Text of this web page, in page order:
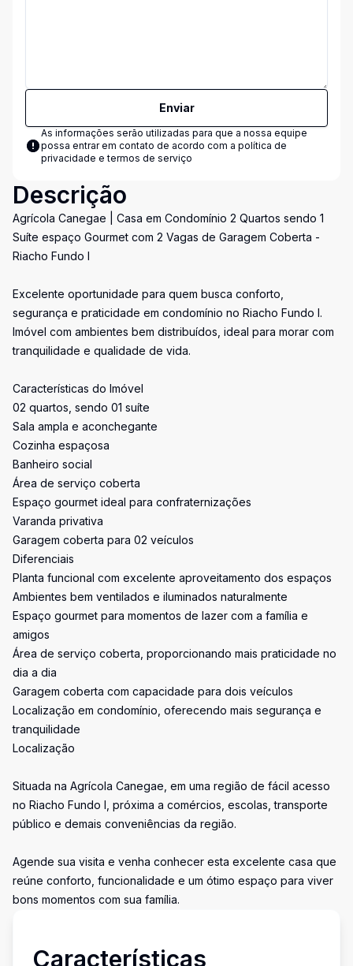
Enviar
As informações serão utilizadas para que a nossa equipe
possa entrar em contato de acordo com a política de
privacidade e termos de serviço
Descrição
Agrícola Canegae | Casa em Condomínio 2 Quartos sendo 1
Suíte espaço Gourmet com 2 Vagas de Garagem Coberta -
Riacho Fundo I
Excelente oportunidade para quem busca conforto,
segurança e praticidade em condomínio no Riacho Fundo I.
Imóvel com ambientes bem distribuídos, ideal para morar com
tranquilidade e qualidade de vida.
Características do Imóvel
02 quartos, sendo 01 suíte
Sala ampla e aconchegante
Cozinha espaçosa
Banheiro social
Área de serviço coberta
Espaço gourmet ideal para confraternizações
Varanda privativa
Garagem coberta para 02 veículos
Diferenciais
Planta funcional com excelente aproveitamento dos espaços
Ambientes bem ventilados e iluminados naturalmente
Espaço gourmet para momentos de lazer com a família e
amigos
Área de serviço coberta, proporcionando mais praticidade no
dia a dia
Garagem coberta com capacidade para dois veículos
Localização em condomínio, oferecendo mais segurança e
tranquilidade
Localização
Situada na Agrícola Canegae, em uma região de fácil acesso
no Riacho Fundo I, próxima a comércios, escolas, transporte
público e demais conveniências da região.
Agende sua visita e venha conhecer esta excelente casa que
reúne conforto, funcionalidade e um ótimo espaço para viver
bons momentos com sua família.
Características